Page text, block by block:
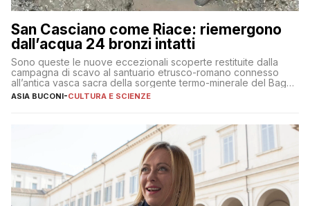
San Casciano come Riace: riemergono
dall’acqua 24 bronzi intatti
Sono queste le nuove eccezionali scoperte restituite dalla
campagna di scavo al santuario etrusco-romano connesso
all’antica vasca sacra della sorgente termo-minerale del Bagno
Grande
ASIA BUCONI-CULTURA E SCIENZE